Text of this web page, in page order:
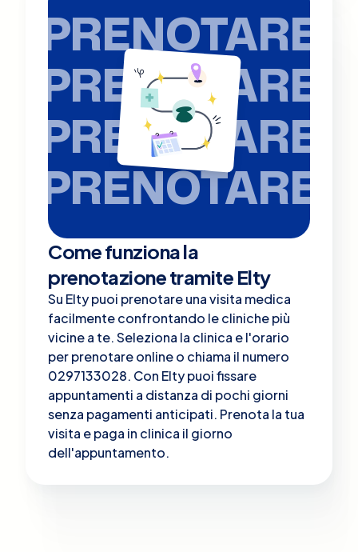
PRENOTARE
PRENOTARE
PRENOTARE
PRENOTARE
Come funziona la
prenotazione tramite Elty
Su Elty puoi prenotare una visita medica
facilmente confrontando le cliniche più
vicine a te. Seleziona la clinica e l'orario
per prenotare online o chiama il numero
0297133028. Con Elty puoi fissare
appuntamenti a distanza di pochi giorni
senza pagamenti anticipati. Prenota la tua
visita e paga in clinica il giorno
dell'appuntamento.